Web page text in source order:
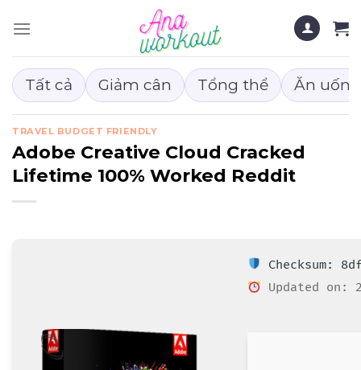
đến
dung
Tất cả Giảm cân Tổng thể Ăn
TRAVEL BUDGET FRIENDLY
Adobe Creative Cloud Cracked
Lifetime 100% Worked Reddit
Checksum:
Updated on: